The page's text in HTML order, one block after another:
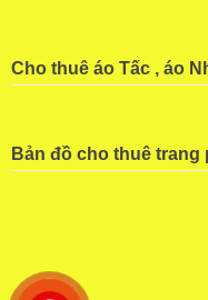
Cho thuê áo Tấc , áo
Bản đồ cho thuê trang